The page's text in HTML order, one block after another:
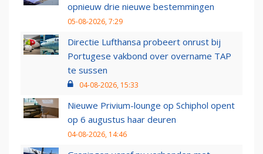
opnieuw drie nieuwe bestemmingen
05-08-2026, 7:29
Directie Lufthansa probeert onrust bij
Portugese vakbond over overname TAP
te sussen
04-08-2026, 15:33
Nieuwe Privium-lounge op Schiphol opent
op 6 augustus haar deuren
04-08-2026, 14:46